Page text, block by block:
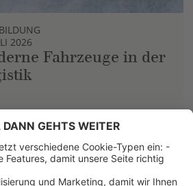
2026
Fahrzeuge in der